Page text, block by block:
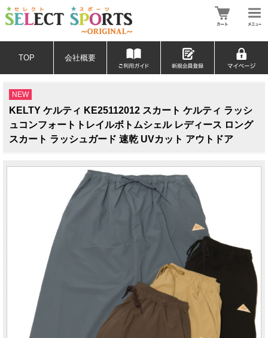
TOP 会社概要
NEW
KELTY ケルティ KE25112012 スカート ケルティ ラッシ
ュコンフォートトレイルボトムシェル レディース ロング
スカート ラッシュガード 速乾 UVカット アウトドア